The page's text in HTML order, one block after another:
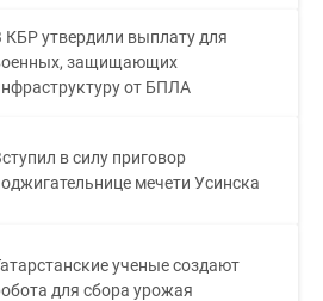
КБР утвердили выплату для
защищающих
от БПЛА
в силу приговор
мечети Усинска
ученые создают
для сбора урожая